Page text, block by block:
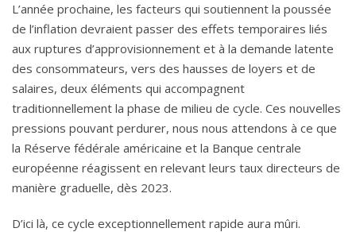
L’année prochaine, les facteurs qui soutiennent la poussée
de l’inflation devraient passer des effets temporaires liés
aux ruptures d’approvisionnement et à la demande latente
des consommateurs, vers des hausses de loyers et de
salaires, deux éléments qui accompagnent
traditionnellement la phase de milieu de cycle. Ces nouvelles
pressions pouvant perdurer, nous nous attendons à ce que
la Réserve fédérale américaine et la Banque centrale
européenne réagissent en relevant leurs taux directeurs de
manière graduelle, dès 2023.
D’ici là, ce cycle exceptionnellement rapide aura mûri.